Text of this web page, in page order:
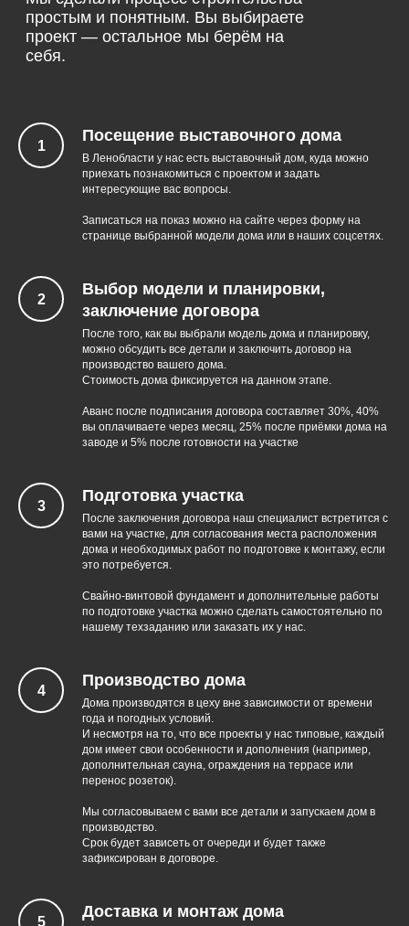
Посещение выставочного дома
В Ленобласти у нас есть выставочный дом, куда можно
приехать познакомиться с проектом и задать
интересующие вас вопросы.
Записаться на показ можно на сайте через форму на
странице выбранной модели дома или в наших соцсетях.
Выбор модели и планировки,
заключение договора
После того, как вы выбрали модель дома и планировку,
можно обсудить все детали и заключить договор на
производство вашего дома.
Стоимость дома фиксируется на данном этапе.
Аванс после подписания договора составляет 30%, 40%
вы оплачиваете через месяц, 25% после приёмки дома на
заводе и 5% после готовности на участке
Подготовка участка
После заключения договора наш специалист встретится с
вами на участке, для согласования места расположения
дома и необходимых работ по подготовке к монтажу, если
это потребуется.
Свайно-винтовой фундамент и дополнительные работы
по подготовке участка можно сделать самостоятельно по
нашему техзаданию или заказать их у нас.
Производство дома
Дома производятся в цеху вне зависимости от времени
года и погодных условий.
И несмотря на то, что все проекты у нас типовые, каждый
дом имеет свои особенности и дополнения (например,
дополнительная сауна, ограждения на террасе или
перенос розеток).
Мы согласовываем с вами все детали и запускаем дом в
производство.
Срок будет зависеть от очереди и будет также
зафиксирован в договоре.
Доставка и монтаж дома
Фундамент для
модульного дома